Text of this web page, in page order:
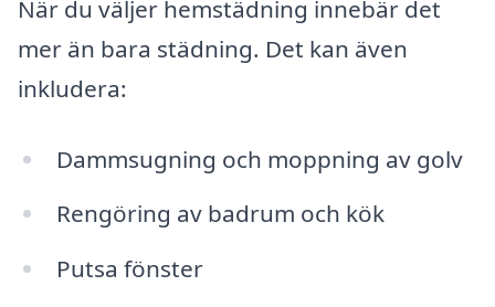
När du väljer hemstädning innebär det
mer än bara städning. Det kan även
inkludera:
Dammsugning och moppning av golv
Rengöring av badrum och kök
Putsa fönster